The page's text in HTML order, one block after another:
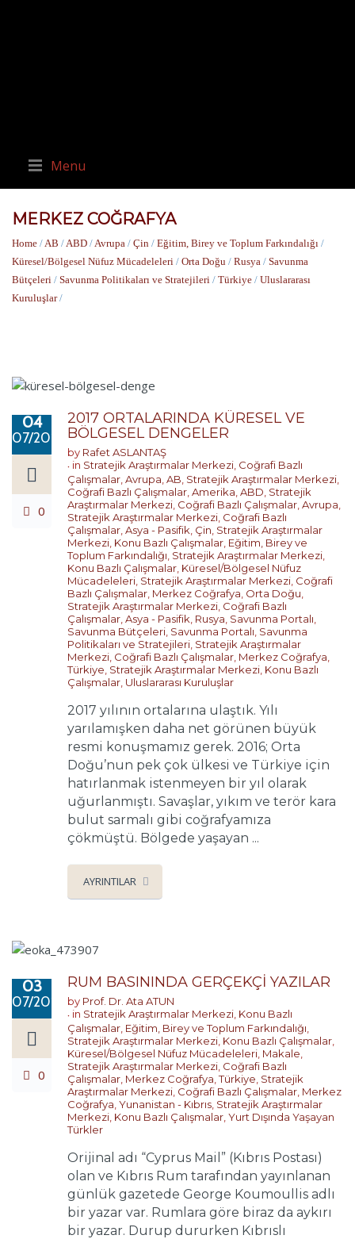
Menu
MERKEZ COĞRAFYA
Home /AB /ABD /Avrupa / Çin / Eğitim, Birey ve Toplum Farkındalığı /
Küresel/Bölgesel Nüfuz Mücadeleleri / Orta Doğu / Rusya / Savunma
Bütçeleri / Savunma Politikaları ve Stratejileri / Türkiye / Uluslararası
Kuruluşlar/
04
07/2017
0
2017 ORTALARINDA KÜRESEL VE
BÖLGESEL DENGELER
by Rafet ASLANTAŞ
in Stratejik Araştırmalar Merkezi, Coğrafi Bazlı
Çalışmalar,Avrupa,AB, Stratejik Araştırmalar Merkezi,
Coğrafi Bazlı Çalışmalar,Amerika,ABD, Stratejik
Araştırmalar Merkezi, Coğrafi Bazlı Çalışmalar,Avrupa,
Stratejik Araştırmalar Merkezi, Coğrafi Bazlı
Çalışmalar,Asya - Pasifik, Çin, Stratejik Araştırmalar
Merkezi, Konu Bazlı Çalışmalar, Eğitim, Birey ve
Toplum Farkındalığı, Stratejik Araştırmalar Merkezi,
Konu Bazlı Çalışmalar, Küresel/Bölgesel Nüfuz
Mücadeleleri, Stratejik Araştırmalar Merkezi, Coğrafi
Bazlı Çalışmalar, Merkez Coğrafya, Orta Doğu,
Stratejik Araştırmalar Merkezi, Coğrafi Bazlı
Çalışmalar,Asya - Pasifik, Rusya, Savunma Portalı,
Savunma Bütçeleri, Savunma Portalı, Savunma
Politikaları ve Stratejileri, Stratejik Araştırmalar
Merkezi, Coğrafi Bazlı Çalışmalar, Merkez Coğrafya,
Türkiye, Stratejik Araştırmalar Merkezi, Konu Bazlı
Çalışmalar, Uluslararası Kuruluşlar
2017 yılının ortalarına ulaştık. Yılı
yarılamışken daha net görünen büyük
resmi konuşmamız gerek. 2016; Orta
Doğu’nun pek çok ülkesi ve Türkiye için
hatırlanmak istenmeyen bir yıl olarak
uğurlanmıştı. Savaşlar, yıkım ve terör kara
bulut sarmalı gibi coğrafyamıza
çökmüştü. Bölgede yaşayan ...
AYRINTILAR
03
07/2017
0
RUM BASININDA GERÇEKÇİ YAZILAR
by Prof. Dr. Ata ATUN
in Stratejik Araştırmalar Merkezi Konu Bazlı
Çalışmalar Eğitim, Birey ve Toplum Farkındalığı
Stratejik Araştırmalar Merkezi Konu Bazlı Çalışmalar
Küresel/Bölgesel Nüfuz Mücadeleleri Makale
Stratejik Araştırmalar Merkezi Coğrafi Bazlı
Çalışmalar Merkez Coğrafya ,Türkiye Stratejik
Araştırmalar Merkezi Coğrafi Bazlı Çalışmalar Merkez
Coğrafya Yunanistan - Kıbrıs Stratejik Araştırmalar
Merkezi Konu Bazlı Çalışmalar Yurt Dışında Yaşayan
Türkler
Orijinal adı “Cyprus Mail” (Kıbrıs Postası)
olan ve Kıbrıs Rum tarafından yayınlanan
günlük gazetede George Koumoullis adlı
bir yazar var. Rumlara göre biraz da aykırı
bir yazar. Durup dururken Kıbrıslı